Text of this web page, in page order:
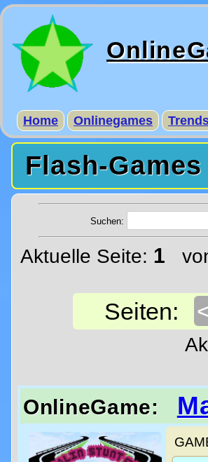
Home Onlinegames
Flash-
Suchen:
Aktuelle Seite: 1
Seiten:
OnlineGame: